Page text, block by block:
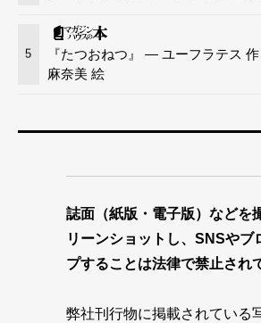
5
『たつおねつ』 — ユーフラテス
麻奈美 絵
誌面（紙版・電子版）などを
リーンショットし、SNSやブ
プすることは法律で禁止され
弊社刊行物に掲載されている